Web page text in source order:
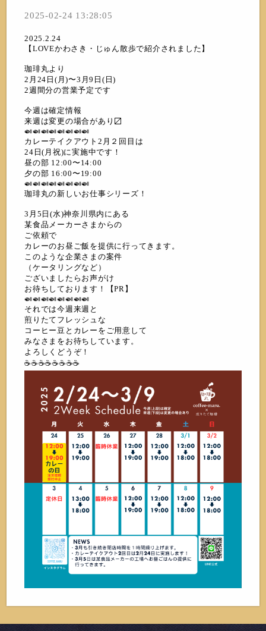
2025-02-24 13:28:05
2025.2.24
【LOVEかわさき・じゅん散歩で紹介されました】
珈琲丸より
2月24日(月)〜3月9日(日)
2週間分の営業予定です
今週は確定情報
来週は変更の場合があり〼
🍛🍛🍛🍛🍛🍛🍛🍛
カレーテイクアウト2月２回目は
24日(月祝)に実施中です！
昼の部 12:00〜14:00
夕の部 16:00〜19:00
🍛🍛🍛🍛🍛🍛🍛🍛
珈琲丸の新しいお仕事シリーズ！
3月5日(水)神奈川県内にある
某食品メーカーさまからの
ご依頼で
カレーのお昼ご飯を提供に行ってきます。
このような企業さまの案件
（ケータリングなど）
ございましたらお声がけ
お待ちしております！【PR】
🍛🍛🍛🍛🍛🍛🍛🍛
それでは今週来週と
煎りたてフレッシュな
コーヒー豆とカレーをご用意して
みなさまをお待ちしています。
よろしくどうぞ！
☕️☕️☕️☕️☕️☕️☕️☕️